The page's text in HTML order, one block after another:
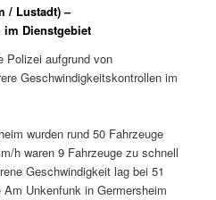
/ Lustadt) –
Dienstgebiet
Polizei aufgrund von
Geschwindigkeitskontrollen im
wurden rund 50 Fahrzeuge
h waren 9 Fahrzeuge zu schnell
Geschwindigkeit lag bei 51
Unkenfunk in Germersheim